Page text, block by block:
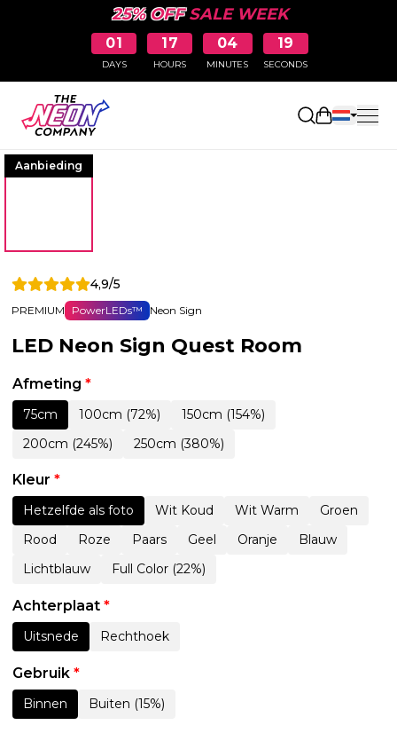
25% OFFSALE WEEK
01
DAYS
17
HOURS
04
MINUTES
19
SECONDS
Aanbieding
4,9/5
PREMIUM PowerLEDs™ Neon Sign
LED Neon Sign Quest Room
Afmeting *
75cm 100cm (72%)
150cm (154%)
200cm (245%)
250cm (380%)
Kleur *
Hetzelfde als foto Wit Koud Wit Warm
Groen
Rood
Roze Paars Geel Oranje
Blauw
Lichtblauw
Full Color (22%)
Achterplaat *
Uitsnede Rechthoek
Gebruik *
Binnen Buiten (15%)